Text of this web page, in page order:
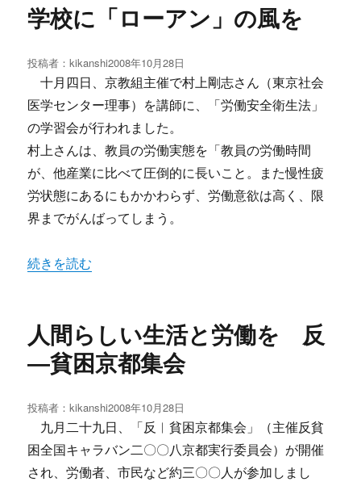
学校に「ローアン」の風を
投稿者：kikanshi投
稿
日:
2008年10月28日
十月四日、京教組主催で村上剛志さん（東京社会
医学センター理事）を講師に、「労働安全衛生法」
の学習会が行われました。
村上さんは、教員の労働実態を「教員の労働時間
が、他産業に比べて圧倒的に長いこと。また慢性疲
労状態にあるにもかかわらず、労働意欲は高く、限
界までがんばってしまう。
“学校に「ローアン」の風を” の
続きを読む
人間らしい生活と労働を 反
―貧困京都集会
投稿者：kikanshi投
稿
日:
2008年10月28日
九月二十九日、「反︱貧困京都集会」（主催反貧
困全国キャラバン二〇〇八京都実行委員会）が開催
され、労働者、市民など約三〇〇人が参加しまし